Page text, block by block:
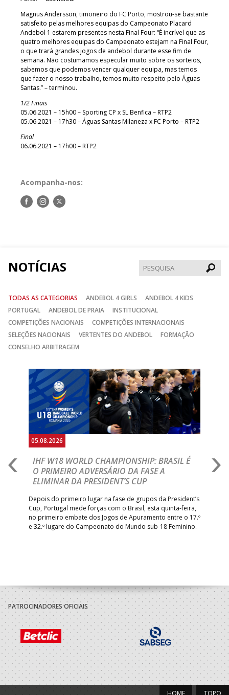
Magnus Andersson, timoneiro do FC Porto, mostrou-se bastante
satisfeito pelas melhores equipas do Campeonato Placard
Andebol 1 estarem presentes nesta Final Four: “É incrível que as
quatro melhores equipas do Campeonato estejam na Final Four,
o que trará grandes jogos de andebol durante esse fim de
semana. Não costumamos especular muito sobre os sorteios,
sabemos que podemos vencer qualquer equipa, mas temos
que fazer o nosso trabalho, temos muito respeito pelo Águas
Santas.” – terminou.
1/2 Finais
05.06.2021 – 15h00 – Sporting CP x SL Benfica – RTP2
05.06.2021 – 17h30 – Águas Santas Milaneza x FC Porto – RTP2
Final
06.06.2021 – 17h00 – RTP2
Acompanha-nos:
Siga-Siga-Siga-
NOTÍCIAS
TODAS AS CATEGORIAS ANDEBOL 4 GIRLS
ANDEBOL 4 KIDS
PORTUGAL
ANDEBOL DE PRAIA
INSTITUCIONAL
COMPETIÇÕES NACIONAIS
COMPETIÇÕES INTERNACIONAIS
SELEÇÕES NACIONAIS
VERTENTES DO ANDEBOL
FORMAÇÃO
CONSELHO ARBITRAGEM
05.08.2026
IHF W18 WORLD CHAMPIONSHIP: BRASIL É
O PRIMEIRO ADVERSÁRIO DA FASE A
ELIMINAR DA PRESIDENT’S CUP
Depois do primeiro lugar na fase de grupos da President’s
Cup, Portugal mede forças com o Brasil, esta quinta-feira,
no primeiro embate dos Jogos de Apuramento entre o 17.º
e 32.º lugare do Campeonato do Mundo sub-18 Feminino.
Anterior
PATROCINADORES OFICIAIS
TOPO
HOME